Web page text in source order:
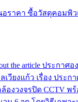
อราคา ซื้อวัสดุคอมพิว